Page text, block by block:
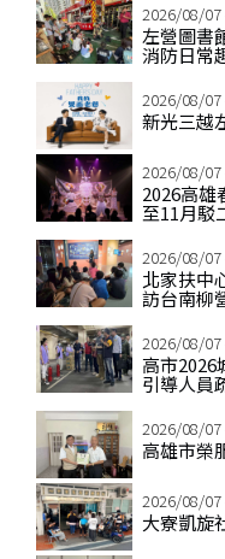
2026/08/07
左營圖書
消防日常
2026/08/07
新光三越
2026/08/07
2026高雄
至11月駁
2026/08/07
北家扶中
訪台南柳
2026/08/07
高市2026
引導人員
2026/08/07
高雄市榮
2026/08/07
大寮凱旋